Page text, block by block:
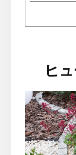
ヒ